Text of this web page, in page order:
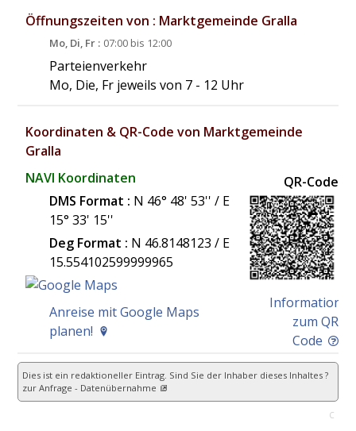
Öffnungszeiten von : Marktgemeinde Gralla
Mo, Di, Fr : 07:00 bis 12:00
Parteienverkehr
Mo, Die, Fr jeweils von 7 - 12 Uhr
Koordinaten & QR-Code von Marktgemeinde
Gralla
NAVI Koordinaten
DMS Format : N 46° 48' 53'' / E
15° 33' 15''
Deg Format : N 46.8148123 / E
15.554102599999965
Anreise mit Google Maps
planen!
QR-Code
Information
zum QR
Code
Dies ist ein redaktioneller Eintrag. Sind Sie der Inhaber dieses Inhaltes ?
zur Anfrage - Datenübernahme
C